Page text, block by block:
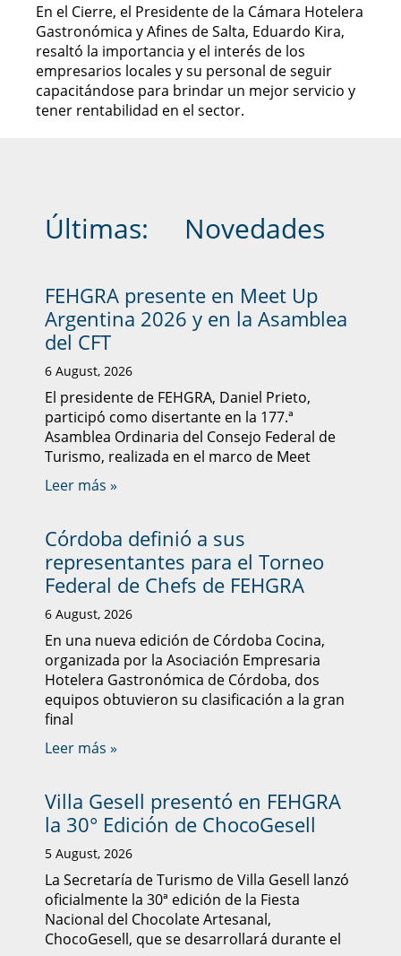
En el Cierre, el Presidente de la Cámara Hotelera
Gastronómica y Afines de Salta, Eduardo Kira,
resaltó la importancia y el interés de los
empresarios locales y su personal de seguir
capacitándose para brindar un mejor servicio y
tener rentabilidad en el sector.
Últimas: Novedades
FEHGRA presente en Meet Up
Argentina 2026 y en la Asamblea
del CFT
6 August, 2026
El presidente de FEHGRA, Daniel Prieto,
participó como disertante en la 177.ª
Asamblea Ordinaria del Consejo Federal de
Turismo, realizada en el marco de Meet
Leer más »
Córdoba definió a sus
representantes para el Torneo
Federal de Chefs de FEHGRA
6 August, 2026
En una nueva edición de Córdoba Cocina,
organizada por la Asociación Empresaria
Hotelera Gastronómica de Córdoba, dos
equipos obtuvieron su clasificación a la gran
final
Leer más »
Villa Gesell presentó en FEHGRA
la 30° Edición de ChocoGesell
5 August, 2026
La Secretaría de Turismo de Villa Gesell lanzó
oficialmente la 30ª edición de la Fiesta
Nacional del Chocolate Artesanal,
ChocoGesell, que se desarrollará durante el